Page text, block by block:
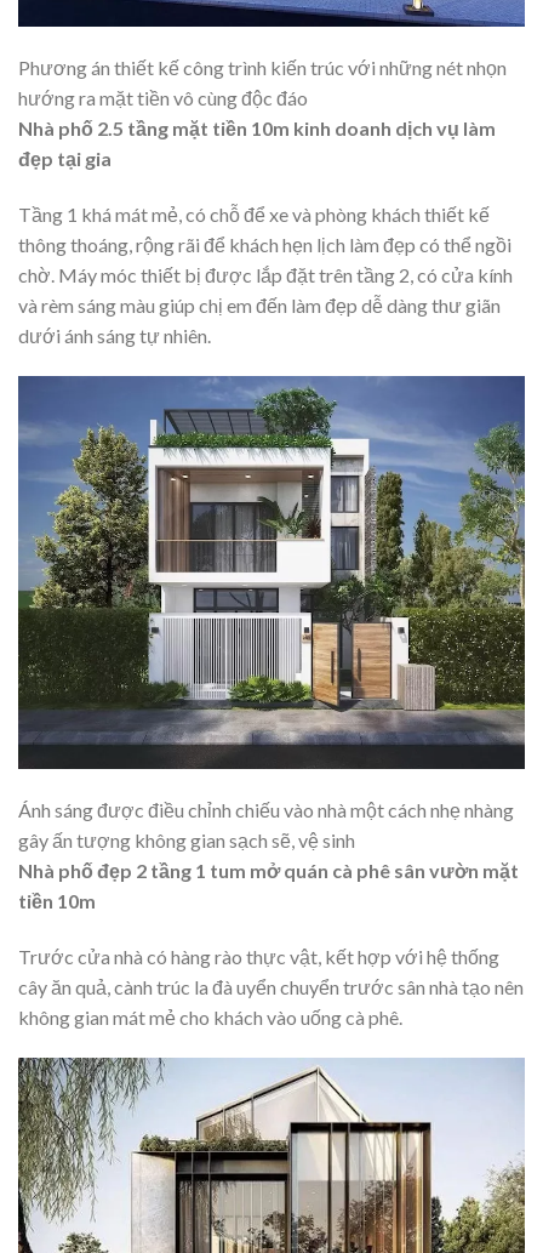
Phương án thiết kế công trình kiến trúc với những nét nhọn
hướng ra mặt tiền vô cùng độc đáo
Nhà phố 2.5 tầng mặt tiền 10m kinh doanh dịch vụ làm
đẹp tại gia
Tầng 1 khá mát mẻ, có chỗ để xe và phòng khách thiết kế
thông thoáng, rộng rãi để khách hẹn lịch làm đẹp có thể ngồi
chờ. Máy móc thiết bị được lắp đặt trên tầng 2, có cửa kính
và rèm sáng màu giúp chị em đến làm đẹp dễ dàng thư giãn
dưới ánh sáng tự nhiên.
Ánh sáng được điều chỉnh chiếu vào nhà một cách nhẹ nhàng
gây ấn tượng không gian sạch sẽ, vệ sinh
Nhà phố đẹp 2 tầng 1 tum mở quán cà phê sân vườn mặt
tiền 10m
Trước cửa nhà có hàng rào thực vật, kết hợp với hệ thống
cây ăn quả, cành trúc la đà uyển chuyển trước sân nhà tạo nên
không gian mát mẻ cho khách vào uống cà phê.